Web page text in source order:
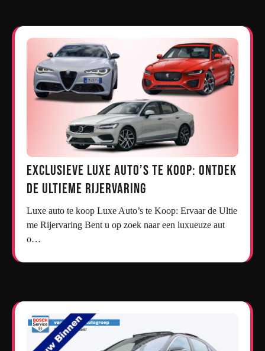
Exclusieve Luxe Auto’s te Koop: Ontdek
de Ultieme Rijervaring
Luxe auto te koop Luxe Auto’s te Koop: Ervaar de Ultie
me Rijervaring Bent u op zoek naar een luxueuze aut
o…